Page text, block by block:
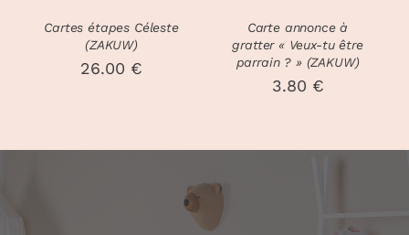
Cartes étapes Céleste
(ZAKUW)
26.00 €
Carte annonce à
gratter « Veux-tu être
parrain ? » (ZAKUW)
3.80 €